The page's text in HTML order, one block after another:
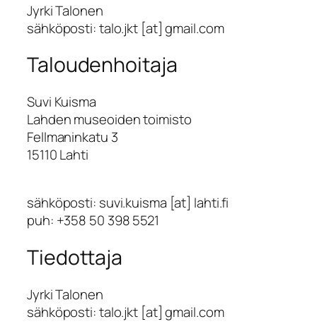
Jyrki Talonen
sähköposti: talo.jkt [at] gmail.com
Taloudenhoitaja
Suvi Kuisma
Lahden museoiden toimisto
Fellmaninkatu 3
15110 Lahti
sähköposti: suvi.kuisma [at] lahti.fi
puh: +358 50 398 5521
Tiedottaja
Jyrki Talonen
sähköposti: talo.jkt [at] gmail.com